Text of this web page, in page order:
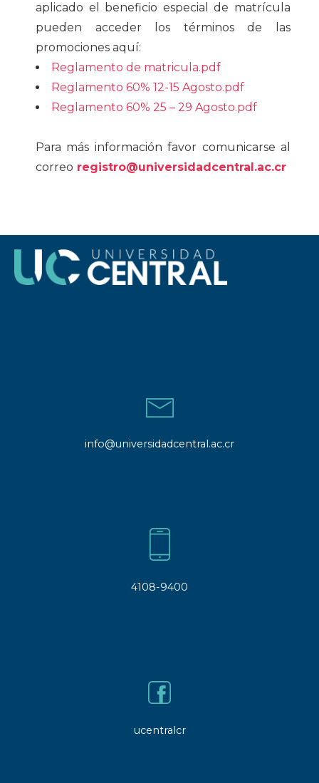
aplicado el beneficio especial de matrícula
pueden acceder los términos de las
promociones aquí:
Reglamento de matricula.pdf
Reglamento 60% 12-15 Agosto.pdf
Reglamento 60% 25 – 29 Agosto.pdf
Para más información favor comunicarse al
correo registro@universidadcentral.ac.cr
info@universidadcentral.ac.cr
4108-9400
ucentralcr